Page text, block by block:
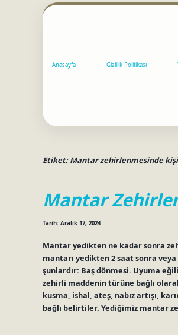
Anasayfa Gizlilik Politikası
Etiket:Mantar zehirlenmesinde
Mantar
Tarih: Aralık 17, 2024
Mantar yedikten ne kadar sonra
mantarı yedikten 2 saat sonra
şunlardır: Baş dönmesi. Uyuma
zehirli maddenin türüne bağlı
kusma, ishal, ateş, nabız artışı,
bağlı belirtiler. Yediğimiz mantar